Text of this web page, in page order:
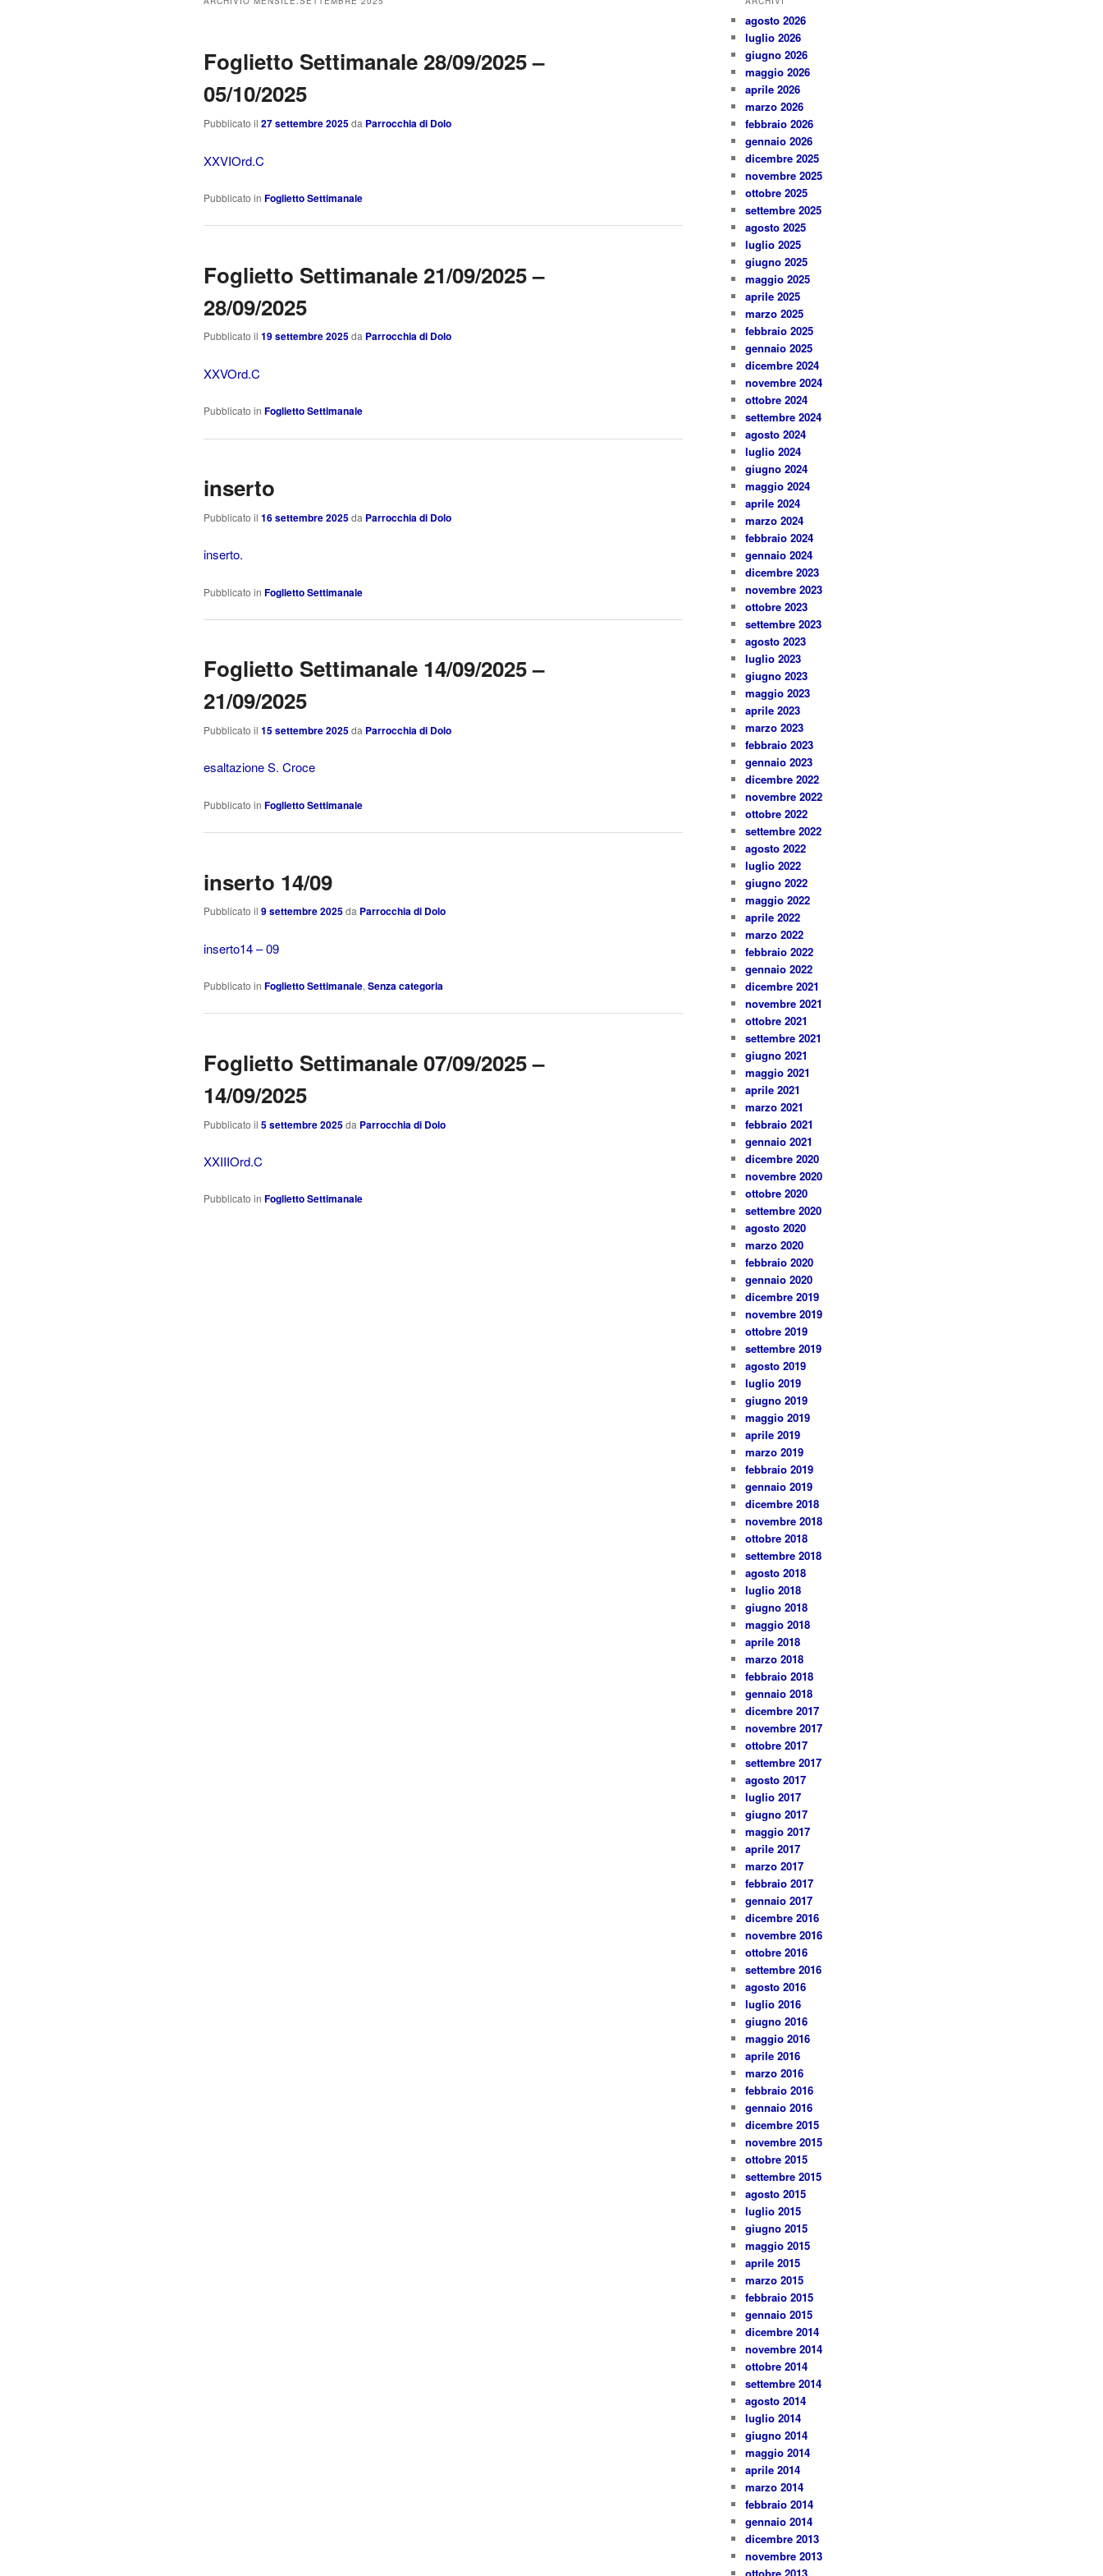
Foglietto Settimanale 28/09/2025 –
05/10/2025
Pubblicato il 27 settembre 2025da Parrocchia di Dolo
XXVIOrd.C
Pubblicato in Foglietto Settimanale
Foglietto Settimanale 21/09/2025 –
28/09/2025
Pubblicato il 19 settembre 2025da Parrocchia di Dolo
XXVOrd.C
Pubblicato in Foglietto Settimanale
inserto
Pubblicato il 16 settembre 2025da Parrocchia di Dolo
inserto.
Pubblicato in Foglietto Settimanale
Foglietto Settimanale 14/09/2025 –
21/09/2025
Pubblicato il 15 settembre 2025da Parrocchia di Dolo
esaltazione S. Croce
Pubblicato in Foglietto Settimanale
inserto 14/09
Pubblicato il 9 settembre 2025da Parrocchia di Dolo
inserto14 – 09
Pubblicato in Foglietto Settimanale, Senza categoria
Foglietto Settimanale 07/09/2025 –
14/09/2025
Pubblicato il 5 settembre 2025da Parrocchia di Dolo
XXIIIOrd.C
Pubblicato in Foglietto Settimanale
agosto 2026
luglio 2026
giugno 2026
maggio 2026
aprile 2026
marzo 2026
febbraio 2026
gennaio 2026
dicembre 2025
novembre 2025
ottobre 2025
settembre 2025
agosto 2025
luglio 2025
giugno 2025
maggio 2025
aprile 2025
marzo 2025
febbraio 2025
gennaio 2025
dicembre 2024
novembre 2024
ottobre 2024
settembre 2024
agosto 2024
luglio 2024
giugno 2024
maggio 2024
aprile 2024
marzo 2024
febbraio 2024
gennaio 2024
dicembre 2023
novembre 2023
ottobre 2023
settembre 2023
agosto 2023
luglio 2023
giugno 2023
maggio 2023
aprile 2023
marzo 2023
febbraio 2023
gennaio 2023
dicembre 2022
novembre 2022
ottobre 2022
settembre 2022
agosto 2022
luglio 2022
giugno 2022
maggio 2022
aprile 2022
marzo 2022
febbraio 2022
gennaio 2022
dicembre 2021
novembre 2021
ottobre 2021
settembre 2021
giugno 2021
maggio 2021
aprile 2021
marzo 2021
febbraio 2021
gennaio 2021
dicembre 2020
novembre 2020
ottobre 2020
settembre 2020
agosto 2020
marzo 2020
febbraio 2020
gennaio 2020
dicembre 2019
novembre 2019
ottobre 2019
settembre 2019
agosto 2019
luglio 2019
giugno 2019
maggio 2019
aprile 2019
marzo 2019
febbraio 2019
gennaio 2019
dicembre 2018
novembre 2018
ottobre 2018
settembre 2018
agosto 2018
luglio 2018
giugno 2018
maggio 2018
aprile 2018
marzo 2018
febbraio 2018
gennaio 2018
dicembre 2017
novembre 2017
ottobre 2017
settembre 2017
agosto 2017
luglio 2017
giugno 2017
maggio 2017
aprile 2017
marzo 2017
febbraio 2017
gennaio 2017
dicembre 2016
novembre 2016
ottobre 2016
settembre 2016
agosto 2016
luglio 2016
giugno 2016
maggio 2016
aprile 2016
marzo 2016
febbraio 2016
gennaio 2016
dicembre 2015
novembre 2015
ottobre 2015
settembre 2015
agosto 2015
luglio 2015
giugno 2015
maggio 2015
aprile 2015
marzo 2015
febbraio 2015
gennaio 2015
dicembre 2014
novembre 2014
ottobre 2014
settembre 2014
agosto 2014
luglio 2014
giugno 2014
maggio 2014
aprile 2014
marzo 2014
febbraio 2014
gennaio 2014
dicembre 2013
novembre 2013